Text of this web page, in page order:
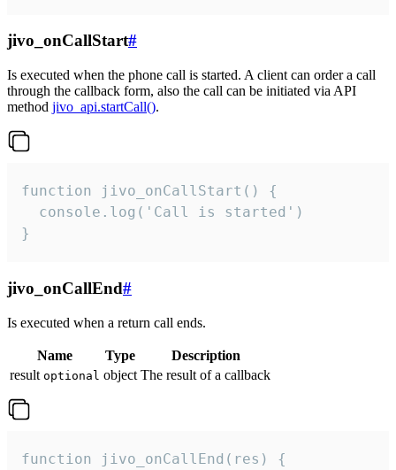
jivo_onCallStart#
Is executed when the phone call is started. A client can order a call
through the callback form, also the call can be initiated via API
method jivo_api.startCall().
function jivo_onCallStart() {
  console.log('Call is started')
}
jivo_onCallEnd#
Is executed when a return call ends.
Name Type
Description
result optional object The result of a callback
function jivo_onCallEnd(res) {